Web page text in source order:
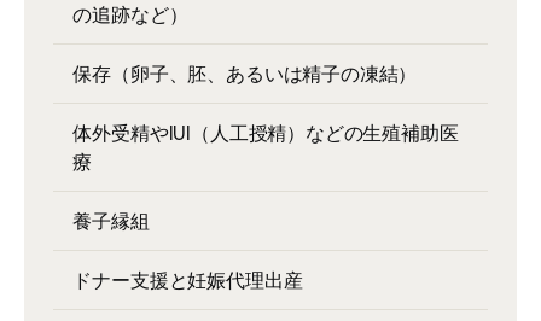
の追跡など）
保存（卵子、胚、あるいは精子の凍結）
体外受精やIUI（人工授精）などの生殖補助医
療
養子縁組
ドナー支援と妊娠代理出産